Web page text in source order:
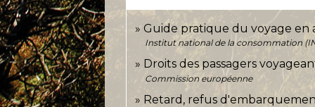
Guide pratique du voyage en
Institut national de la consommation
Droits des passagers
Commission européenne
Retard, refus